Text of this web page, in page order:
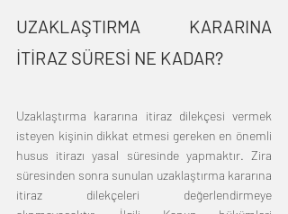
UZAKLAŞTIRMA KARARINA
İTİRAZ SÜRESİ NE KADAR?
Uzaklaştırma kararına itiraz dilekçesi vermek
isteyen kişinin dikkat etmesi gereken en önemli
husus itirazı yasal süresinde yapmaktır. Zira
süresinden sonra sunulan uzaklaştırma kararına
itiraz dilekçeleri değerlendirmeye